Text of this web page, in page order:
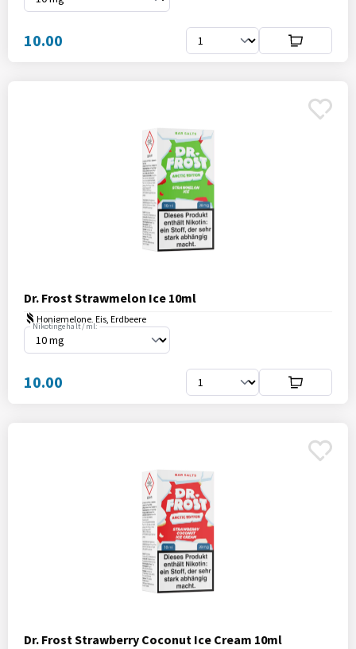
10.00
Dr. Frost Strawmelon Ice 10ml
Honigmelone, Eis, Erdbeere
Nikotingehalt / ml:
10.00
Dr. Frost Strawberry Coconut Ice Cream 10ml